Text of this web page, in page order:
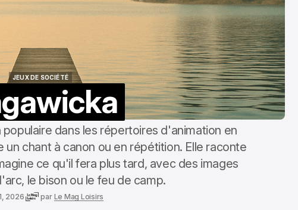
JEUX DE SOCIÉTÉ
dans les répertoires d'animation en
chant à canon ou en répétition. Elle raconte
ce qu'il fera plus tard, avec des images
le bison ou le feu de camp.
2026 par Le Mag Loisirs